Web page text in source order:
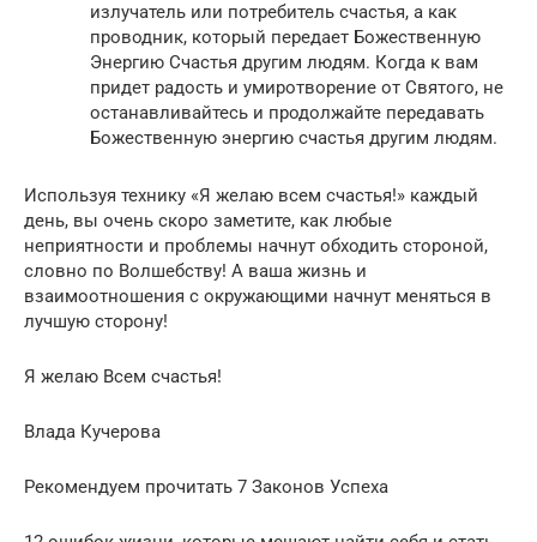
излучатель или потребитель счастья, а как
проводник, который передает Божественную
Энергию Счастья другим людям. Когда к вам
придет радость и умиротворение от Святого, не
останавливайтесь и продолжайте передавать
Божественную энергию счастья другим людям.
Используя технику «Я желаю всем счастья!» каждый
день, вы очень скоро заметите, как любые
неприятности и проблемы начнут обходить стороной,
словно по Волшебству! А ваша жизнь и
взаимоотношения с окружающими начнут меняться в
лучшую сторону!
Я желаю Всем счастья!
Влада Кучерова
Рекомендуем прочитать 7 Законов Успеха